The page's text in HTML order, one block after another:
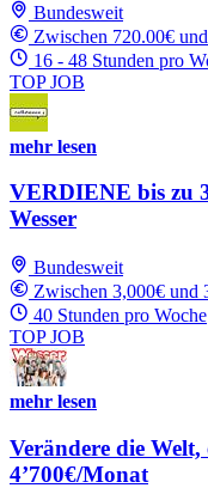
Bundesweit
Zwischen 720.00€
16 - 48 Stunden pro
TOP JOB
mehr lesen
VERDIENE bis zu
Wesser
Bundesweit
Zwischen 3,000€ und
40 Stunden pro Woche
TOP JOB
mehr lesen
Verändere die
4’700€/Monat